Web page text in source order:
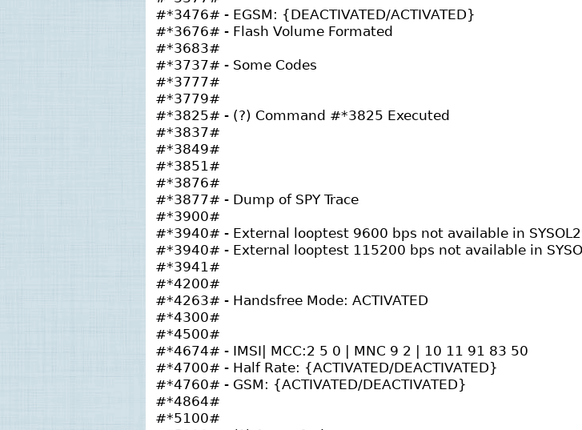
#*3476# - EGSM: {DEACTIVATED/ACTIVATED}
#*3676# - Flash Volume Formated
#*3683#
#*3737# - Some Codes
#*3777#
#*3779#
#*3825# - (?) Command #*3825 Executed
#*3837#
#*3849#
#*3851#
#*3876#
#*3877# - Dump of SPY Trace
#*3900#
#*3940# - External looptest 9600 bps not available in SYSOL2
#*3940# - External looptest 115200 bps not available in
#*3941#
#*4200#
#*4263# - Handsfree Mode: ACTIVATED
#*4300#
#*4500#
#*4674# - IMSI| MCC:2 5 0 | MNC 9 2 | 10 11 91 83 50
#*4700# - Half Rate: {ACTIVATED/DEACTIVATED}
#*4760# - GSM: {ACTIVATED/DEACTIVATED}
#*4864#
#*5100#